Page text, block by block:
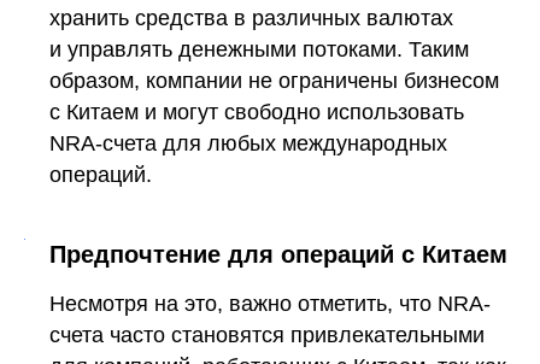
хранить средства в различных валютах
и управлять денежными потоками. Таким
образом, компании не ограничены бизнесом
с Китаем и могут свободно использовать
NRA-счета для любых международных
операций.
Предпочтение для операций с Китаем
Несмотря на это, важно отметить, что NRA-
счета часто становятся привлекательными